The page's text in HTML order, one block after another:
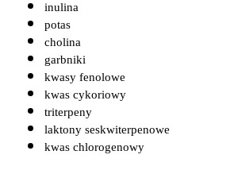
inulina
potas
cholina
garbniki
kwasy fenolowe
kwas cykoriowy
triterpeny
laktony seskwiterpenowe
kwas chlorogenowy